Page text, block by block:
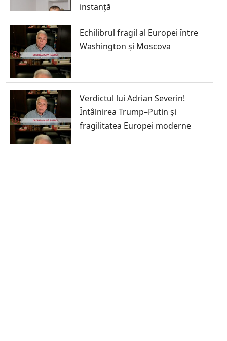
instanță
Echilibrul fragil al Europei între
Washington și Moscova
Verdictul lui Adrian Severin!
Întâlnirea Trump–Putin și
fragilitatea Europei moderne